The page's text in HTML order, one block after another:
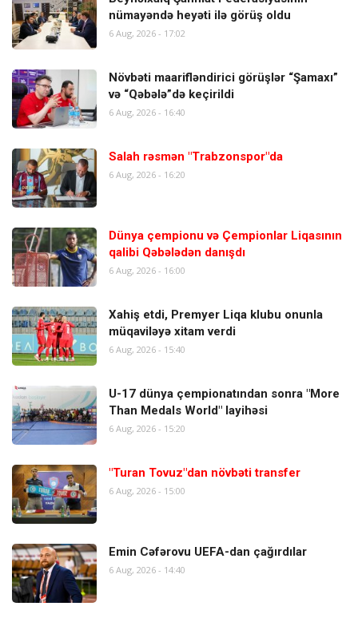
nümayəndə heyəti ilə görüş oldu
6 Aug, 2026 - 17:02
Növbəti maarifləndirici görüşlər “Şamaxı”
və “Qəbələ”də keçirildi
6 Aug, 2026 - 16:40
Salah rəsmən "Trabzonspor"da
6 Aug, 2026 - 16:20
Dünya çempionu və Çempionlar Liqasının
qalibi Qəbələdən danışdı
6 Aug, 2026 - 16:00
Xahiş etdi, Premyer Liqa klubu onunla
müqaviləyə xitam verdi
6 Aug, 2026 - 15:40
U-17 dünya çempionatından sonra "More
Than Medals World" layihəsi
6 Aug, 2026 - 15:20
"Turan Tovuz"dan növbəti transfer
6 Aug, 2026 - 15:00
Emin Cəfərovu UEFA-dan çağırdılar
6 Aug, 2026 - 14:40